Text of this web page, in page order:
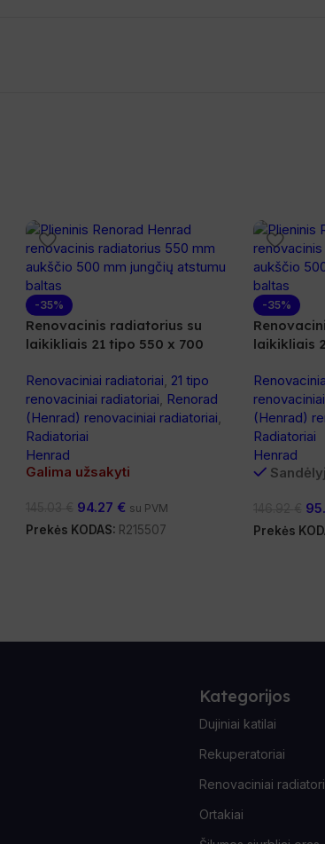
-35%
Renovacinis radiatorius su
laikikliais 21 tipo 550 x 700
Renovaciniai radiatoriai 21 tipo
renovaciniai radiatoriai Renorad
(Henrad) renovaciniai radiatoriai
Radiatoriai
Henrad
Galima užsakyti
94.27 € su PVM
Prekės KODAS: R215507
-35%
laikikliais
(Henrad)
Radiatoriai
Henrad
Prekės
Kategorijos
Dujiniai katilai
Rekuperatoriai
Renovaciniai
Ortakiai